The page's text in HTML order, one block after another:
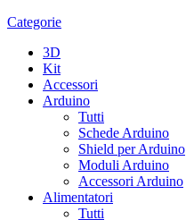
Categorie
3D
Kit
Accessori
Arduino
Tutti
Schede Arduino
Shield per Arduino
Moduli Arduino
Accessori Arduino
Alimentatori
Tutti